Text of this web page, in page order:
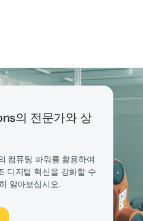
의 전문가와 상
컴퓨팅 파워를 활용하여
디지털 혁신을 강화할 수
알아보십시오.